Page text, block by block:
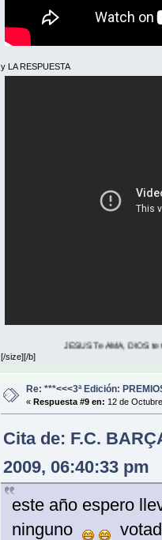
y LA RESPUESTA
JESUS Te AMA, DIOS te Quiere,
[/size][/b]
Re: ***<<<3ª Edición:
«Respuesta #9 en: 12 de
Cita de: F.C.
2009, 06:40:33 pm
este año espero
ninguno